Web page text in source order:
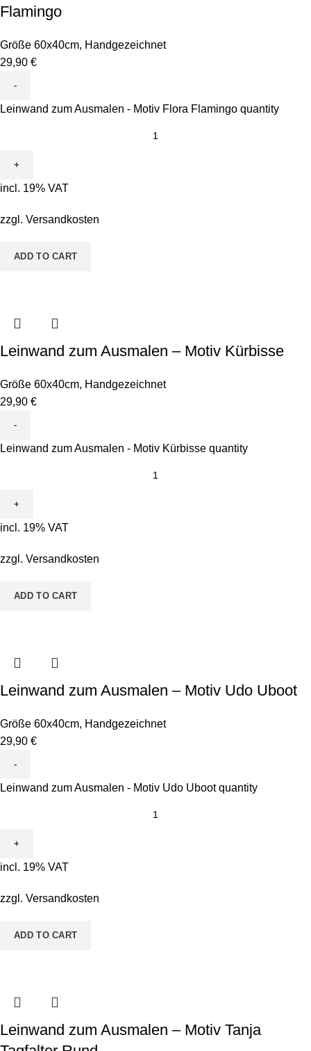
Flamingo
Größe 60x40cm, Handgezeichnet
29,90 €
Leinwand zum Ausmalen - Motiv Flora Flamingo quantity
incl. 19% VAT
zzgl. Versandkosten
ADD TO CART
Leinwand zum Ausmalen – Motiv Kürbisse
Größe 60x40cm, Handgezeichnet
29,90 €
Leinwand zum Ausmalen - Motiv Kürbisse quantity
incl. 19% VAT
zzgl. Versandkosten
ADD TO CART
Leinwand zum Ausmalen – Motiv Udo Uboot
Größe 60x40cm, Handgezeichnet
29,90 €
Leinwand zum Ausmalen - Motiv Udo Uboot quantity
incl. 19% VAT
zzgl. Versandkosten
ADD TO CART
Leinwand zum Ausmalen – Motiv Tanja